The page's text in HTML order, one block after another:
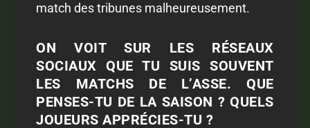
match des tribunes malheureusement.
ON VOIT SUR LES RÉSEAUX
SOCIAUX QUE TU SUIS SOUVENT
LES MATCHS DE L’ASSE. QUE
PENSES-TU DE LA SAISON ? QUELS
JOUEURS APPRÉCIES-TU ?